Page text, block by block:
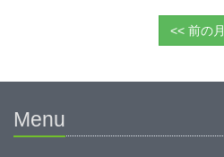
<< 前の月
Menu